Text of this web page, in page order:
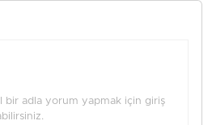
bir adla yorum yapmak için giriş